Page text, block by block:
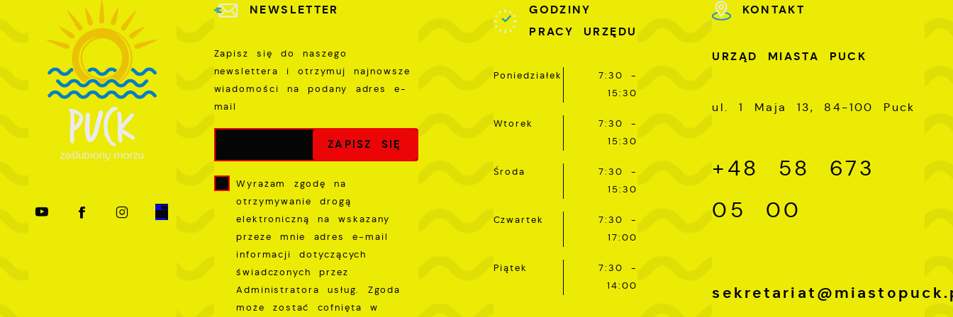
NEWSLETTER
Zapisz się do naszego
newslettera i otrzymuj najnowsze
wiadomości na podany adres e-
mail
Wyrażam zgodę na
otrzymywanie drogą
elektroniczną na wskazany
przeze mnie adres e-mail
informacji dotyczących
świadczonych przez
Administratora usług. Zgoda
może zostać cofnięta w
GODZINY
PRACY URZĘDU
Poniedziałek
7:30 -
15:30
Wtorek
7:30 -
15:30
Środa
7:30 -
15:30
Czwartek
7:30 -
17:00
Piątek
7:30 -
14:00
KONTAKT
URZĄD MIASTA PUCK
ul. 1 Maja 13, 84-100 Puck
+48 58 673
05 00
komunikatów na podstawie analizy Twoich upodobań oraz
Twoich zwyczajów dotyczących przeglądanej witryny
stronach podmiotów trzecich lub firm będących naszymi
partnerami oraz innych dostawców usług. Firmy te działają
w charakterze pośredników prezentujących nasze treści w
postaci wiadomości, ofert, komunikatów mediów